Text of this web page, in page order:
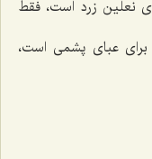
نعلین زرد است، فقط
برای عبای پشمی است،